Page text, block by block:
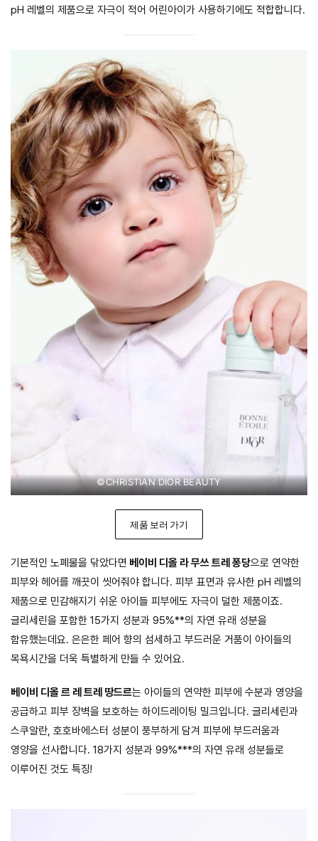
pH 레벨의 제품으로 자극이 적어 어린아이가 사용하기에도 적합합니다.
©CHRISTIAN DIOR BEAUTY
제품 보러 가기
기본적인 노폐물을 닦았다면 베이비 디올 라 무쓰 트레 퐁당으로 연약한
피부와 헤어를 깨끗이 씻어줘야 합니다. 피부 표면과 유사한 pH 레벨의
제품으로 민감해지기 쉬운 아이들 피부에도 자극이 덜한 제품이죠.
글리세린을 포함한 15가지 성분과 95%**의 자연 유래 성분을
함유했는데요. 은은한 페어 향의 섬세하고 부드러운 거품이 아이들의
목욕시간을 더욱 특별하게 만들 수 있어요.
베이비 디올 르 레 트레 땅드르는 아이들의 연약한 피부에 수분과 영양을
공급하고 피부 장벽을 보호하는 하이드레이팅 밀크입니다. 글리세린과
스쿠알란, 호호바에스터 성분이 풍부하게 담겨 피부에 부드러움과
영양을 선사합니다. 18가지 성분과 99%***의 자연 유래 성분들로
이루어진 것도 특징!